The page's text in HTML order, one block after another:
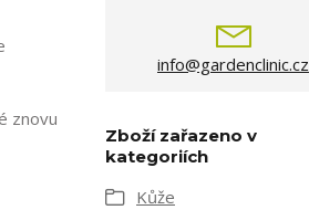
znovu
info@gardenclinic.cz
Zboží zařazeno v
kategoriích
Kůže